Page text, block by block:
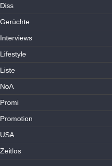
Diss
Gerüchte
Interviews
Lifestyle
Liste
NoA
Promi
Promotion
USA
Zeitlos